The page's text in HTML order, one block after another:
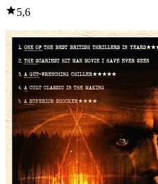
5,6